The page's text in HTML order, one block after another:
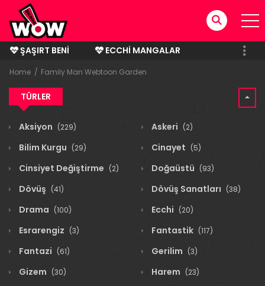
ŞAŞIRT BENI
ECCHI MANGALAR
BITMIŞ MANGALAR
Home Family Man Webtoon Garden
TÜRLER
Aksiyon (229) Askeri (2)
Bilim Kurgu (29) Cinayet (5)
Cinsiyet Değiştirme (2) Doğaüstü (93)
Dövüş (41) Dövüş Sanatları (38)
Drama (100) Ecchi (20)
Esrarengiz (3) Fantastik (117)
Fantazi (61) Gerilim (3)
Gizem (30) Harem (23)